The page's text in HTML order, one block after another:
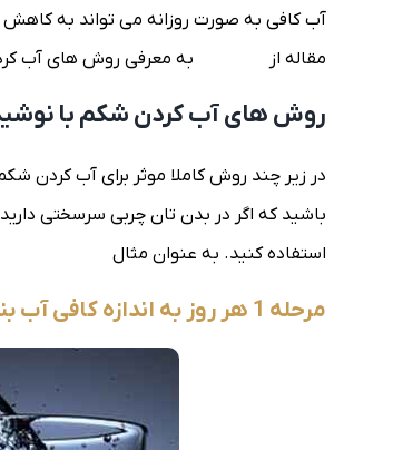
آب کافی به صورت روزانه می تواند به
مقاله از
به معرفی روش های آب
روش های آب کردن شکم با
در زیر چند روش کاملا موثر برای آب کردن
باشید که اگر در بدن تان چربی سرسختی
استفاده کنید. به عنوان مثال
مرحله 1 هر روز به اندازه کافی آب بنوشید تا معده تان پر شود